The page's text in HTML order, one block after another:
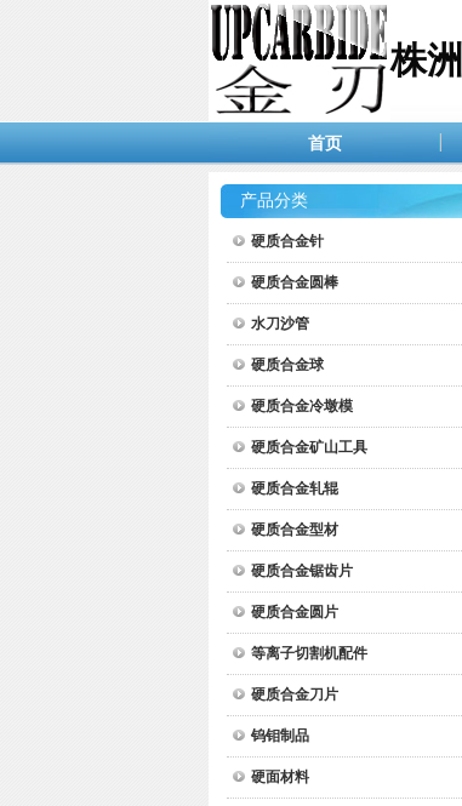
株
首页
产品分类
硬质合金针
硬质合金圆棒
水刀沙管
硬质合金球
硬质合金冷墩模
硬质合金矿山工具
硬质合金轧辊
硬质合金型材
硬质合金锯齿片
硬质合金圆片
等离子切割机配件
硬质合金刀片
钨钼制品
硬面材料